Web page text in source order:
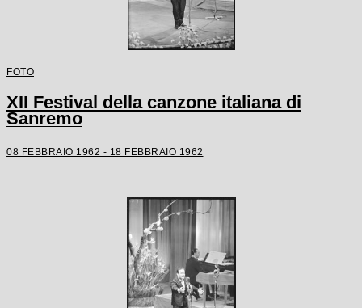
FOTO
XII Festival della canzone italiana di
Sanremo
08 FEBBRAIO 1962 - 18 FEBBRAIO 1962